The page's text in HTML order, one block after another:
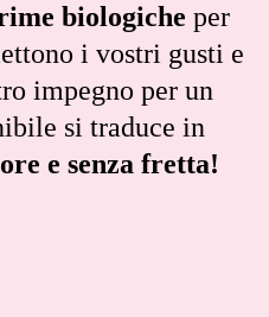
biologiche per
i vostri gusti e
impegno per un
si traduce in
e senza fretta!